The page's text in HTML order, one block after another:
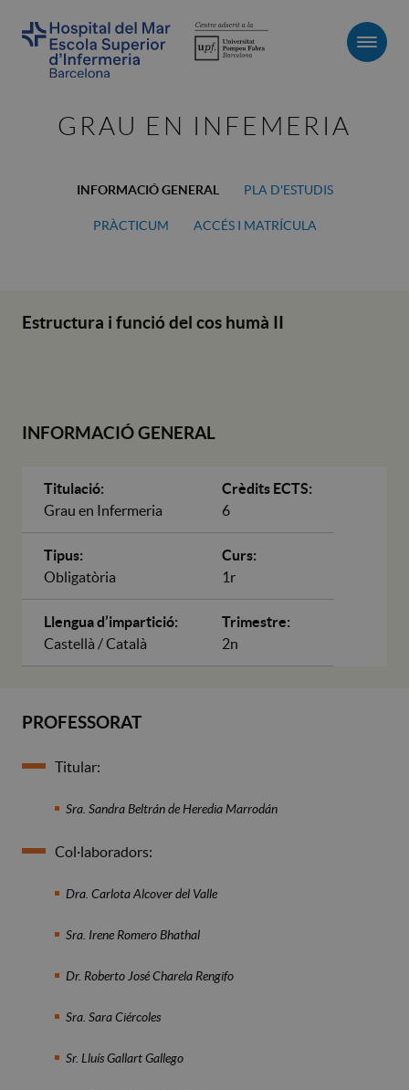
GRAU EN INFEMERIA
INFORMACIÓ GENERAL PLA D'ESTUDIS
PRÀCTICUM ACCÉS I MATRÍCULA
Estructura i funció del cos humà II
INFORMACIÓ GENERAL
Titulació:
Grau en Infermeria
Crèdits ECTS:
6
Tipus:
Obligatòria
Curs:
1r
Llengua d’impartició:
Castellà / Català
Trimestre:
2n
PROFESSORAT
Titular:
Sra. Sandra Beltrán de Heredia Marrodán
Col·laboradors:
Dra. Carlota Alcover del Valle
Sra. Irene Romero Bhathal
Dr. Roberto José Charela Rengifo
Sra. Sara Ciércoles
Sr. Lluís Gallart Gallego